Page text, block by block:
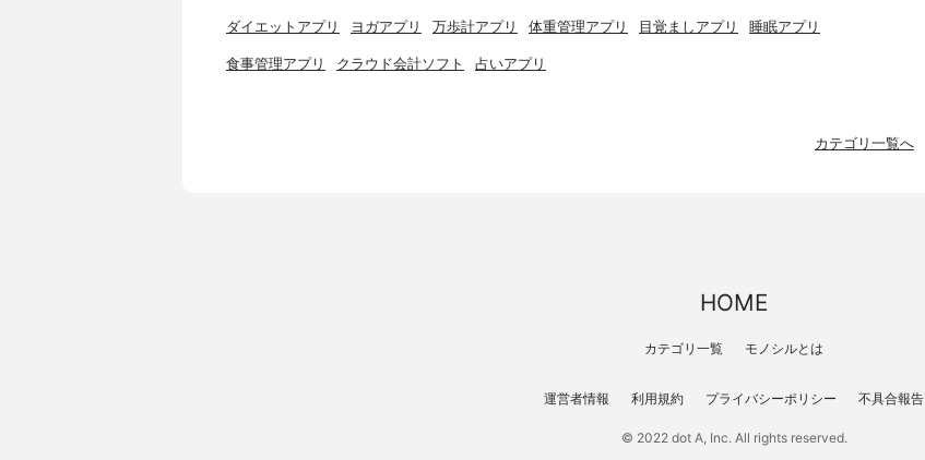
ダイエットアプリ ヨガアプリ 万歩計アプリ 体重管理アプリ 目覚ましアプリ 睡眠アプリ
食事管理アプリ クラウド会計ソフト 占いアプリ
カテゴリ一覧へ
HOME
カテゴリ一覧 モノシルとは
運営者情報 利用規約 プライバシーポリシー 不具合報告
© 2022 dot A, Inc. All rights reserved.